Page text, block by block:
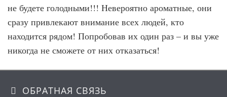
не будете голодными!!! Невероятно ароматные, они
сразу привлекают внимание всех людей, кто
находится рядом! Попробовав их один раз – и вы уже
никогда не сможете от них отказаться!
ОБРАТНАЯ СВЯЗЬ